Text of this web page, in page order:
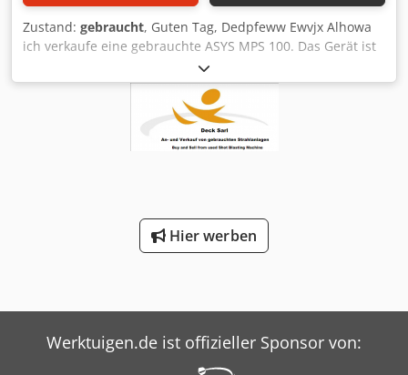
Zustand: gebraucht, Guten Tag, Dedpfeww Ewvjx Alhowa
ich verkaufe eine gebrauchte ASYS MPS 100. Das Gerät ist
funktionsfähig und wurde in einer SMT-Produktionslinie
eingesetzt, sowohl für SMD- als auch THT-Baugruppen. Bei
Interesse oder Fragen stehe ich gerne zur Verfügung.
Hier werben
Werktuigen.de ist offizieller Sponsor von: